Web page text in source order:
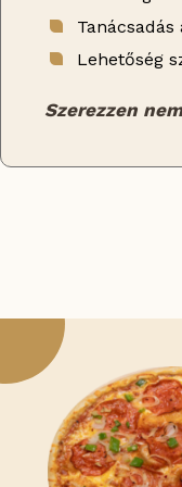
Lehetőség
Szerezzen